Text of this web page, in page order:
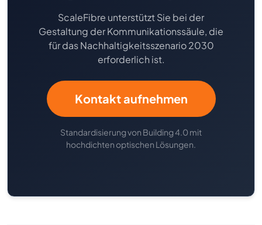
ScaleFibre unterstützt Sie bei der
Gestaltung der Kommunikationssäule, die
für das Nachhaltigkeitsszenario 2030
erforderlich ist.
Kontakt aufnehmen
Standardisierung von Building 4.0 mit
hochdichten optischen Lösungen.